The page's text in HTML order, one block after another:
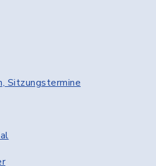
Sitzungstermine